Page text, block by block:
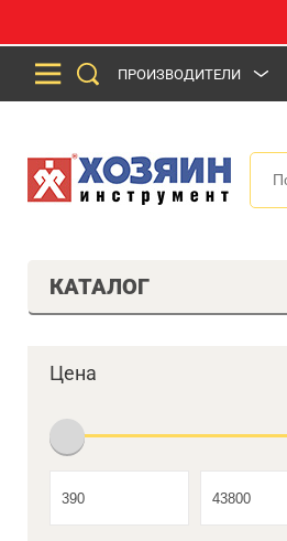
ПРОИЗВОДИТЕЛИ
КАТАЛОГ
Цена